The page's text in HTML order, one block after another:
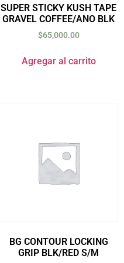
SUPER STICKY KUSH TAPE
GRAVEL COFFEE/ANO BLK
$65,000.00
Agregar al carrito
BG CONTOUR LOCKING
GRIP BLK/RED S/M